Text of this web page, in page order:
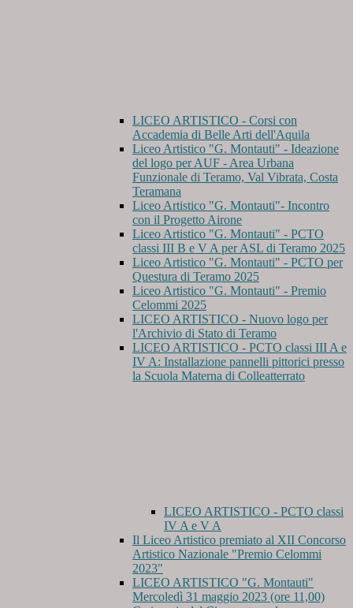
LICEO ARTISTICO - Corsi con
Accademia di Belle Arti dell'Aquila
Liceo Artistico "G. Montauti" - Ideazione
del logo per AUF - Area Urbana
Funzionale di Teramo, Val Vibrata, Costa
Teramana
Liceo Artistico "G. Montauti"- Incontro
con il Progetto Airone
Liceo Artistico "G. Montauti" - PCTO
classi III B e V A per ASL di Teramo 2025
Liceo Artistico "G. Montauti" - PCTO per
Questura di Teramo 2025
Liceo Artistico "G. Montauti" - Premio
Celommi 2025
LICEO ARTISTICO - Nuovo logo per
l'Archivio di Stato di Teramo
LICEO ARTISTICO - PCTO classi III A e
IV A: Installazione pannelli pittorici presso
la Scuola Materna di Colleatterrato
LICEO ARTISTICO - PCTO classi
IV A e V A
Il Liceo Artistico premiato al XII Concorso
Artistico Nazionale "Premio Celommi
2023"
LICEO ARTISTICO "G. Montauti"
Mercoledì 31 maggio 2023 (ore 11,00)